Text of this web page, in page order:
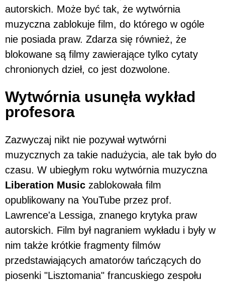
autorskich. Może być tak, że wytwórnia
muzyczna zablokuje film, do którego w ogóle
nie posiada praw. Zdarza się również, że
blokowane są filmy zawierające tylko cytaty
chronionych dzieł, co jest dozwolone.
Wytwórnia usunęła wykład
profesora
Zazwyczaj nikt nie pozywał wytwórni
muzycznych za takie nadużycia, ale tak było do
czasu. W ubiegłym roku wytwórnia muzyczna
Liberation Music zablokowała film
opublikowany na YouTube przez prof.
Lawrence'a Lessiga, znanego krytyka praw
autorskich. Film był nagraniem wykładu i były w
nim także krótkie fragmenty filmów
przedstawiających amatorów tańczących do
piosenki "Lisztomania" francuskiego zespołu